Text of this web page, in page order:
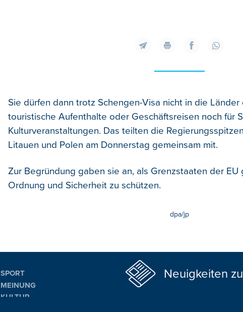
Sie dürfen dann trotz Schengen-Visa nicht in die
touristische Aufenthalte oder Geschäftsreisen noch für
Kulturveranstaltungen. Das teilten die
Litauen und Polen am Donnerstag gemeinsam mit.
Zur Begründung gaben sie an, als Grenzstaaten der
Ordnung und Sicherheit zu schützen.
dpa/jp
SPORT
MEINUNG
KULTUR
Neuigkeiten